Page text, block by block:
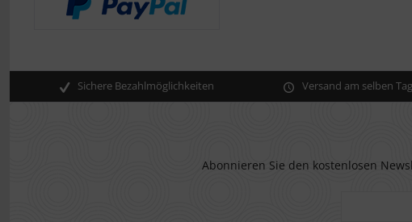
Sichere Bezahlmöglichkeiten Versand am selben
Abonnieren Sie den kostenlosen